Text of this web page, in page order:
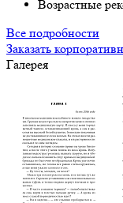
Возрастные
Все подробности
Заказать
Галерея